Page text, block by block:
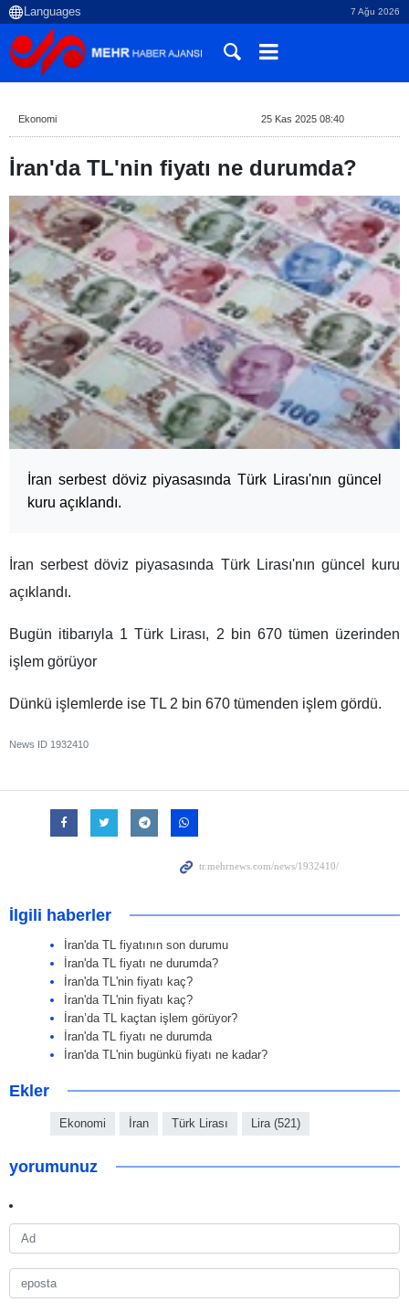
7 Ağu 2026
Ekonomi 25 Kas 2025 08:40
İran'da TL'nin fiyatı ne durumda?
İran serbest döviz piyasasında Türk Lirası'nın güncel
kuru açıklandı.
İran serbest döviz piyasasında Türk Lirası'nın güncel kuru
açıklandı.
Bugün itibarıyla 1 Türk Lirası, 2 bin 670 tümen üzerinden
işlem görüyor
Dünkü işlemlerde ise TL 2 bin 670 tümenden işlem gördü.
News ID 1932410
İlgili haberler
İran'da TL fiyatının son durumu
İran'da TL fiyatı ne durumda?
İran'da TL'nin fiyatı kaç?
İran'da TL'nin fiyatı kaç?
İran’da TL kaçtan işlem görüyor?
İran'da TL fiyatı ne durumda
İran'da TL'nin bugünkü fiyatı ne kadar?
Ekler
Ekonomi İran Türk Lirası Lira (521)
yorumunuz